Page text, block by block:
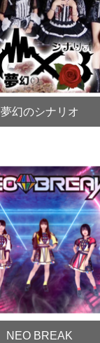
夢幻のシナリオ
NEO BREAK